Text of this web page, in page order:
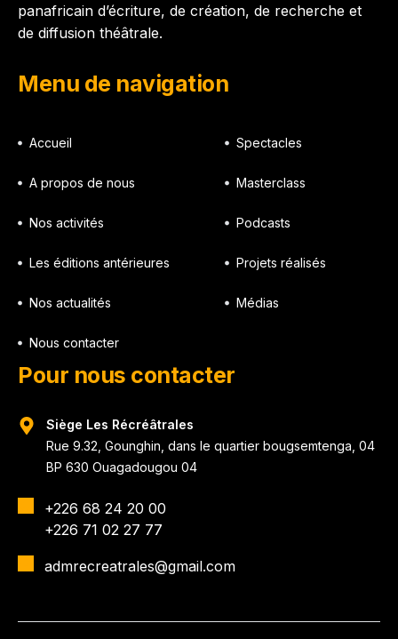
panafricain d’écriture, de création, de recherche et
de diffusion théâtrale.
Menu de navigation
Accueil
A propos de nous
Nos activités
Les éditions antérieures
Nos actualités
Nous contacter
Spectacles
Masterclass
Podcasts
Projets réalisés
Médias
Pour nous contacter
Siège Les Récréâtrales
Rue 9.32, Gounghin, dans le quartier bougsemtenga, 04
BP 630 Ouagadougou 04
+226 68 24 20 00
+226 71 02 27 77
admrecreatrales@gmail.com